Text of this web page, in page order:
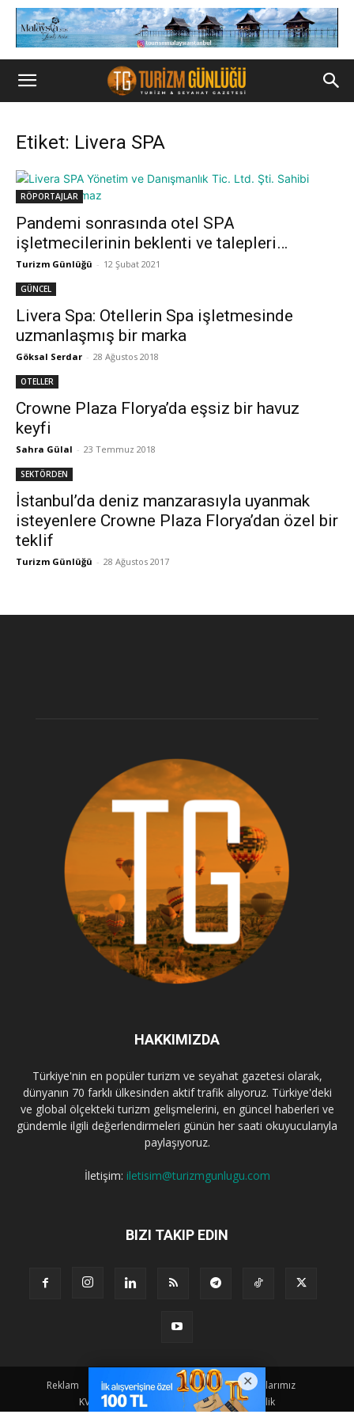
Etiket: Livera SPA
RÖPORTAJLAR
Pandemi sonrasında otel SPA
işletmecilerinin beklenti ve talepleri…
Turizm Günlüğü - 12 Şubat 2021
GÜNCEL
Livera Spa: Otellerin Spa işletmesinde
uzmanlaşmış bir marka
Göksal Serdar - 28 Ağustos 2018
OTELLER
Crowne Plaza Florya’da eşsiz bir havuz
keyfi
Sahra Gülal - 23 Temmuz 2018
SEKTÖRDEN
İstanbul’da deniz manzarasıyla uyanmak
isteyenlere Crowne Plaza Florya’dan özel bir
teklif
Turizm Günlüğü - 28 Ağustos 2017
HAKKIMIZDA
Türkiye'nin en popüler turizm ve seyahat gazetesi olarak,
dünyanın 70 farklı ülkesinden aktif trafik alıyoruz. Türkiye'deki
ve global ölçekteki turizm gelişmelerini, en güncel haberleri ve
gündemle ilgili değerlendirmeleri günün her saati okuyucularıyla
paylaşıyoruz.
İletişim: iletisim@turizmgunlugu.com
BIZI TAKIP EDIN
Reklam Künye Hakkımızda Iletişim
Yazarlarımız
KVKK Aydınlatma Metni
Kullanım ve Gizlilik